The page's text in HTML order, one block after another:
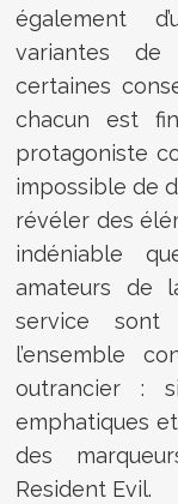
également
variantes de
certaines
chacun est
protagoniste
impossible de
révéler des
indéniable
amateurs de
service sont
l’ensemble
outrancier :
emphatiques
des
Resident Evil.